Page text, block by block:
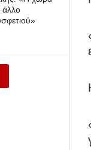
άλλο